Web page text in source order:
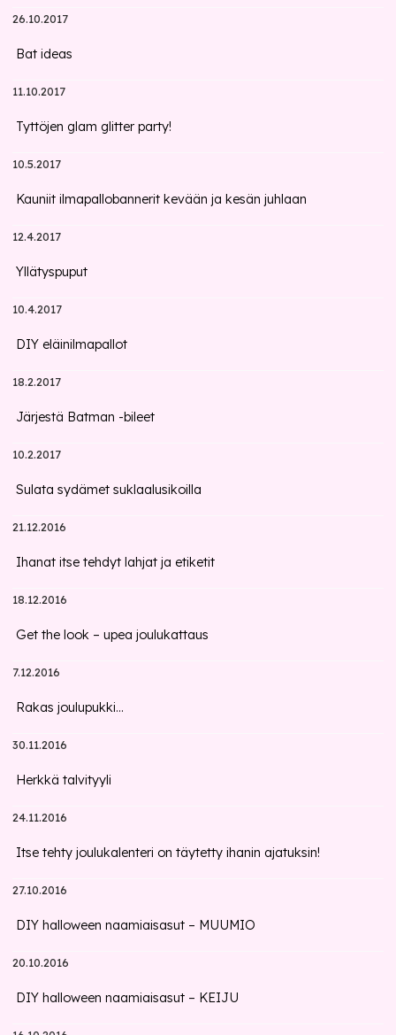
26.10.2017
Bat ideas
11.10.2017
Tyttöjen glam glitter party!
10.5.2017
Kauniit ilmapallobannerit kevään ja kesän juhlaan
12.4.2017
Yllätyspuput
10.4.2017
DIY eläinilmapallot
18.2.2017
Järjestä Batman -bileet
10.2.2017
Sulata sydämet suklaalusikoilla
21.12.2016
Ihanat itse tehdyt lahjat ja etiketit
18.12.2016
Get the look – upea joulukattaus
7.12.2016
Rakas joulupukki...
30.11.2016
Herkkä talvityyli
24.11.2016
Itse tehty joulukalenteri on täytetty ihanin ajatuksin!
27.10.2016
DIY halloween naamiaisasut – MUUMIO
20.10.2016
DIY halloween naamiaisasut – KEIJU